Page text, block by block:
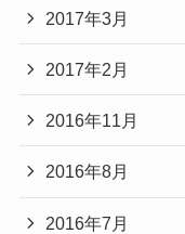
2017年3月
2017年2月
2016年11月
2016年8月
2016年7月